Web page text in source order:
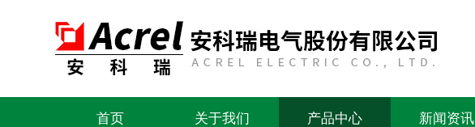
首页 关于我们 产品中心 新闻资讯